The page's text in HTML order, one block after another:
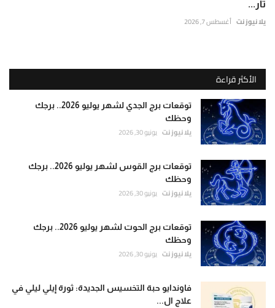
تار...
يلا نيوز نت أغسطس 7, 2026
الأكثر قراءة
توقعات برج الجدي لشهر يوليو 2026.. برجك
وحظك
يلا نيوز نت يونيو 30, 2026
توقعات برج القوس لشهر يوليو 2026.. برجك
وحظك
يلا نيوز نت يونيو 30, 2026
توقعات برج الحوت لشهر يوليو 2026.. برجك
وحظك
يلا نيوز نت يونيو 30, 2026
فاوندايو حبة التخسيس الجديدة: ثورة إيلي ليلي في
علاج ال...